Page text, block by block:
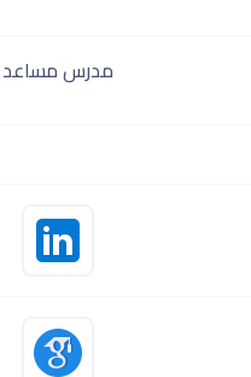
مدرس مساعد